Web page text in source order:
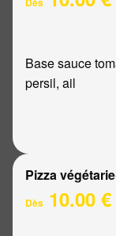
Base sauce
persil, ail
Pizza
Dès 10.00 €